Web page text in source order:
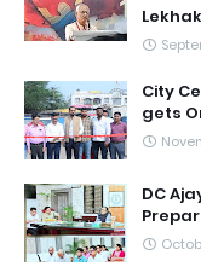
City
gets
DC